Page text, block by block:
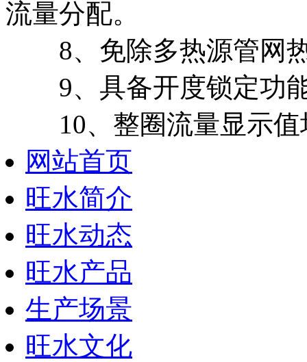
流量分配。
8、免除多热源管网热
9、具备开度锁定功
10、整圈流量显示值
网站首页
旺水简介
旺水动态
旺水产品
生产场景
旺水文化